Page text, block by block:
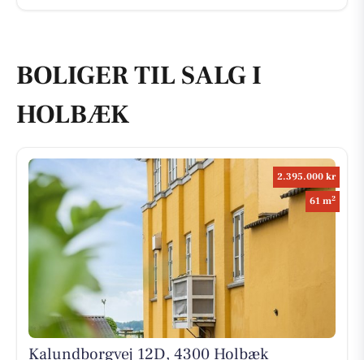
BOLIGER TIL SALG I
HOLBÆK
2.395.000 kr
61 m2
Kalundborgvej 12D, 4300 Holbæk